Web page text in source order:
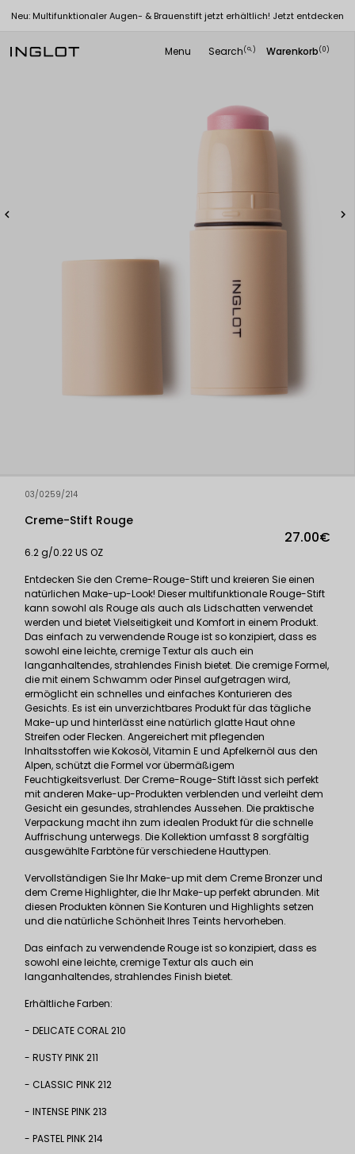
Neu: Multifunktionaler Augen- & Brauenstift jetzt erhältlich! Jetzt entdecken
Menu Search(
search ) Warenkorb(0)
 
03/0259/214
Creme-Stift Rouge
27.00€
6.2 g/0.22 US OZ
Entdecken Sie den Creme-Rouge-Stift und kreieren Sie einen
natürlichen Make-up-Look! Dieser multifunktionale Rouge-Stift
kann sowohl als Rouge als auch als Lidschatten verwendet
werden und bietet Vielseitigkeit und Komfort in einem Produkt.
Das einfach zu verwendende Rouge ist so konzipiert, dass es
sowohl eine leichte, cremige Textur als auch ein
langanhaltendes, strahlendes Finish bietet. Die cremige Formel,
die mit einem Schwamm oder Pinsel aufgetragen wird,
ermöglicht ein schnelles und einfaches Konturieren des
Gesichts. Es ist ein unverzichtbares Produkt für das tägliche
Make-up und hinterlässt eine natürlich glatte Haut ohne
Streifen oder Flecken. Angereichert mit pflegenden
Inhaltsstoffen wie Kokosöl, Vitamin E und Apfelkernöl aus den
Alpen, schützt die Formel vor übermäßigem
Feuchtigkeitsverlust. Der Creme-Rouge-Stift lässt sich perfekt
mit anderen Make-up-Produkten verblenden und verleiht dem
Gesicht ein gesundes, strahlendes Aussehen. Die praktische
Verpackung macht ihn zum idealen Produkt für die schnelle
Auffrischung unterwegs. Die Kollektion umfasst 8 sorgfältig
ausgewählte Farbtöne für verschiedene Hauttypen.
Vervollständigen Sie Ihr Make-up mit dem Creme Bronzer und
dem Creme Highlighter, die Ihr Make-up perfekt abrunden. Mit
diesen Produkten können Sie Konturen und Highlights setzen
und die natürliche Schönheit Ihres Teints hervorheben.
Das einfach zu verwendende Rouge ist so konzipiert, dass es
sowohl eine leichte, cremige Textur als auch ein
langanhaltendes, strahlendes Finish bietet.
Erhältliche Farben:
- DELICATE CORAL 210
- RUSTY PINK 211
- CLASSIC PINK 212
- INTENSE PINK 213
- PASTEL PINK 214